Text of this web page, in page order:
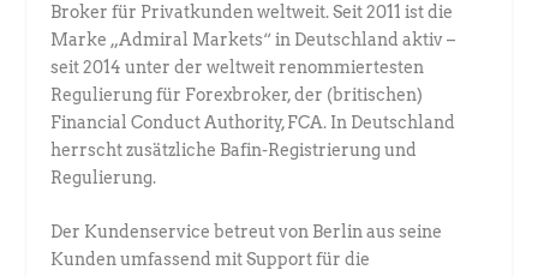
Broker für Privatkunden weltweit. Seit 2011 ist die
Marke „Admiral Markets“ in Deutschland aktiv –
seit 2014 unter der weltweit renommiertesten
Regulierung für Forexbroker, der (britischen)
Financial Conduct Authority, FCA. In Deutschland
herrscht zusätzliche Bafin-Registrierung und
Regulierung.
Der Kundenservice betreut von Berlin aus seine
Kunden umfassend mit Support für die